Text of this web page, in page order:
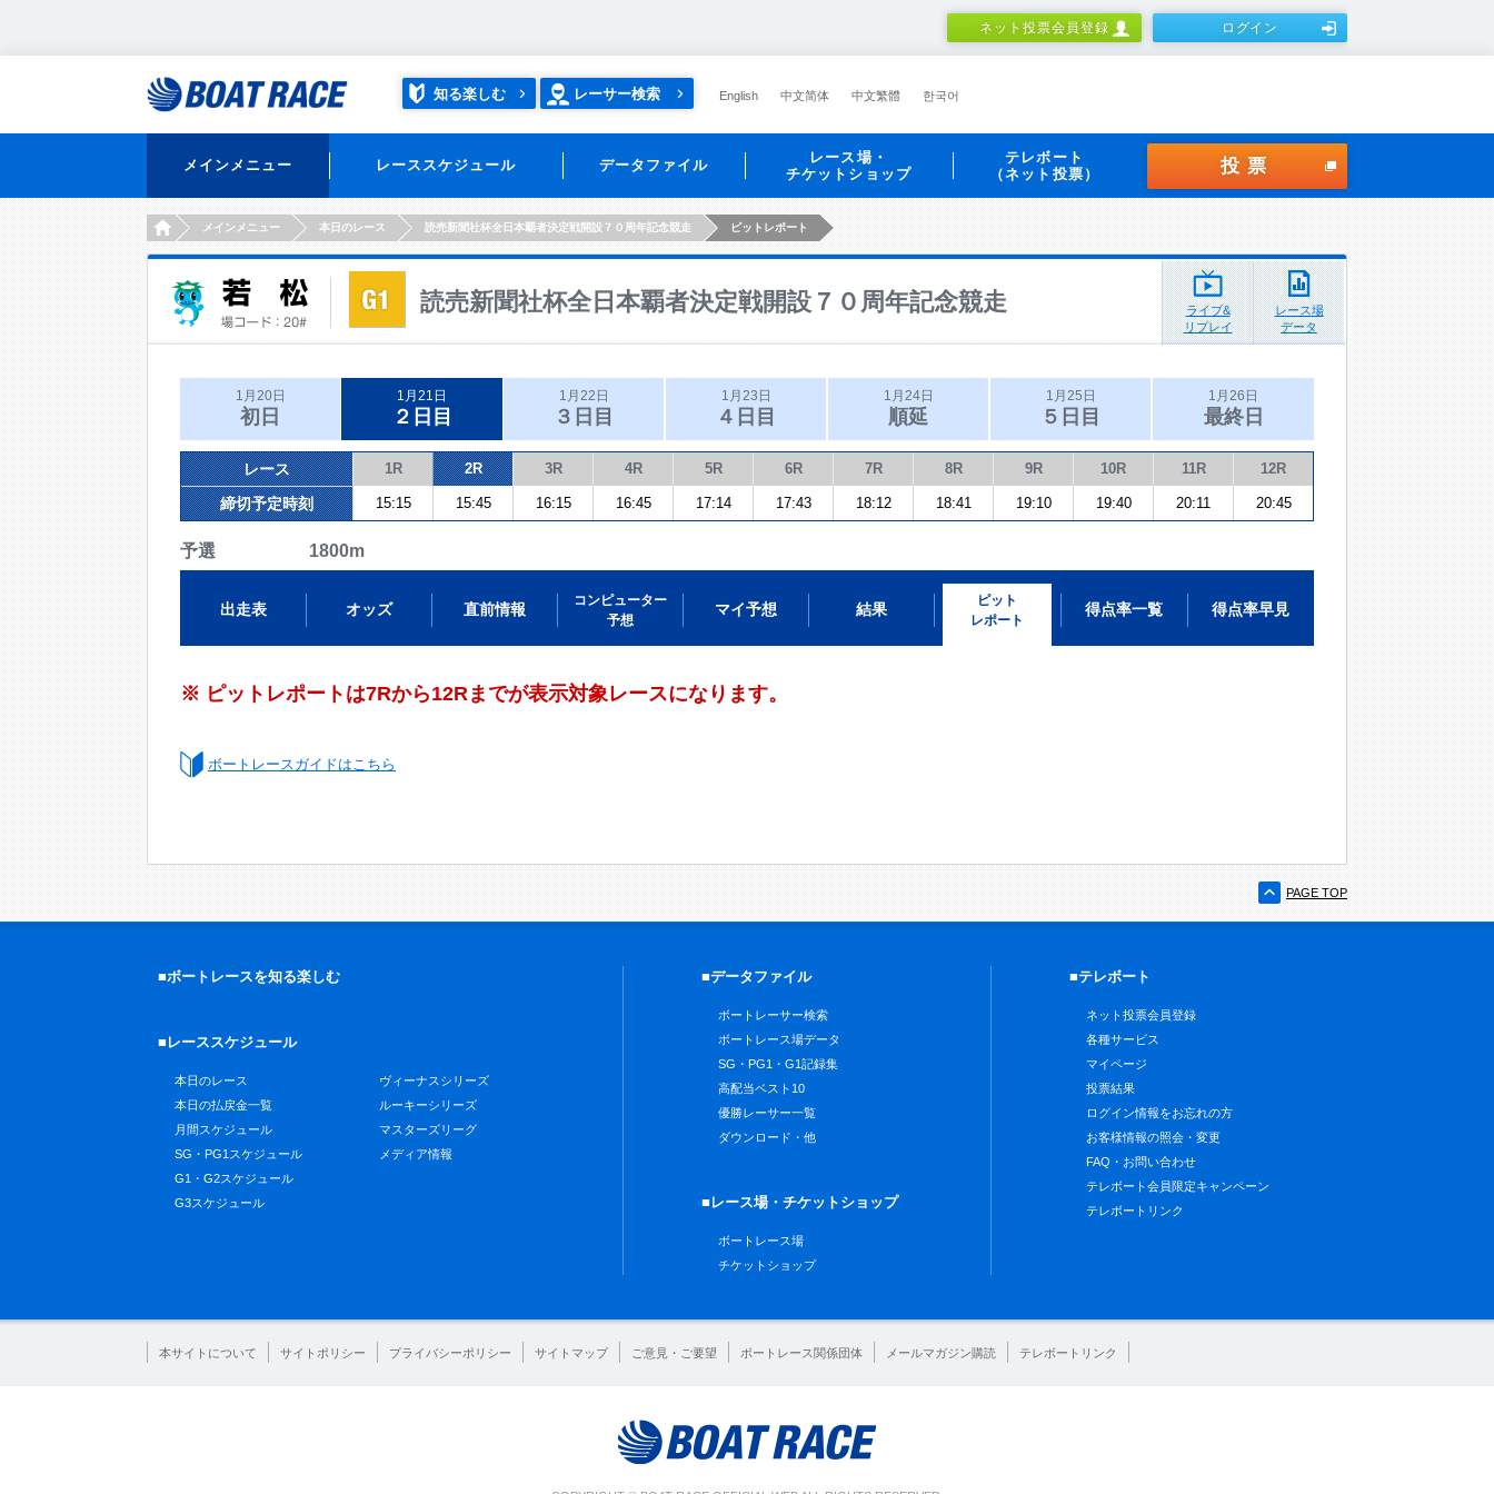
ネット投票会員登録 ログイン
知る楽しむ レーサー検索 English 中文简体 中文繁體 한국어
メインメニュー レーススケジュール データファイル
レース場・
チケットショップ
テレボート
（ネット投票）
投票
HOMEメインメニュー 本日のレース 読売新聞社杯全日本覇者決定戦開設７０周年記念競走 ピットレポート
読売新聞社杯全日本覇者決定戦開設７０周年記念競走
ライブ&
リプレイ
レース場
データ
1月20日
初日
1月21日
２日目
1月22日
３日目
1月23日
４日目
1月24日
順延
1月25日
５日目
1月26日
最終日
レース 1R 2R 3R 4R 5R 6R 7R 8R 9R 10R 11R 12R
締切予定時刻 15:15 15:45 16:15 16:45 17:14 17:43 18:12 18:41 19:10 19:40 20:11 20:45
予選 1800m
出走表 オッズ 直前情報
コンピューター
予想
マイ予想 結果
ピット
レポート
得点率一覧 得点率早見
※ ピットレポートは7Rから12Rまでが表示対象レースになります。
ボートレースガイドはこちら
PAGE TOP
■ボートレースを知る楽しむ
■レーススケジュール
本日のレース
本日の払戻金一覧
月間スケジュール
SG・PG1スケジュール
G1・G2スケジュール
G3スケジュール
ヴィーナスシリーズ
ルーキーシリーズ
マスターズリーグ
メディア情報
■データファイル
ボートレーサー検索
ボートレース場データ
SG・PG1・G1記録集
高配当ベスト10
優勝レーサー一覧
ダウンロード・他
■レース場・チケットショップ
ボートレース場
チケットショップ
■テレボート
ネット投票会員登録
各種サービス
マイページ
投票結果
ログイン情報をお忘れの方
お客様情報の照会・変更
FAQ・お問い合わせ
テレボート会員限定キャンペーン
テレボートリンク
本サイトについて サイトポリシー プライバシーポリシー サイトマップ ご意見・ご要望 ボートレース関係団体 メールマガジン購読 テレボートリンク